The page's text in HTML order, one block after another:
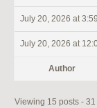
July 20, 2026 at
July 20, 2026 at
Author
Viewing 15 posts -